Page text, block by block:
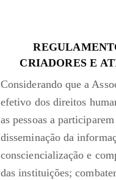
CRIADORES E
Considerando que a
efetivo dos direitos
as pessoas a
disseminação da
consciencialização e
das instituições;